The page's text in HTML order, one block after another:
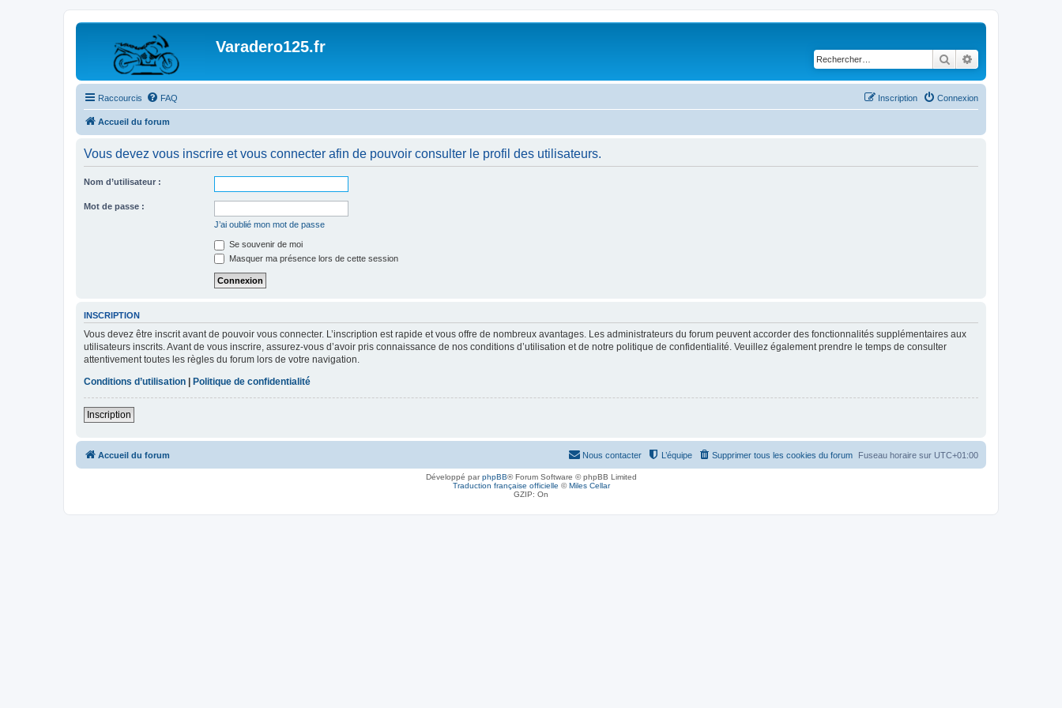
Varadero125.fr
Rechercher
Raccourcis FAQ Connexion
Inscription
Accueil du forum
Vous devez vous inscrire et vous connecter afin de pouvoir consulter le profil des utilisateurs.
Nom d’utilisateur :
Mot de passe :
J’ai oublié mon mot de passe
Se souvenir de moi
Masquer ma présence lors de cette session
INSCRIPTION
Vous devez être inscrit avant de pouvoir vous connecter. L’inscription est rapide et vous offre de nombreux avantages. Les administrateurs du forum peuvent accorder des fonctionnalités supplémentaires aux
utilisateurs inscrits. Avant de vous inscrire, assurez-vous d’avoir pris connaissance de nos conditions d’utilisation et de notre politique de confidentialité. Veuillez également prendre le temps de consulter
attentivement toutes les règles du forum lors de votre navigation.
Conditions d’utilisation | Politique de confidentialité
Inscription
Accueil du forum Fuseau horaire sur UTC+01:00
Supprimer tous les cookies du forum
L’équipe
Nous contacter
Développé parphpBB® Forum Software © phpBB Limited
Traduction française officielle ©Miles Cellar
GZIP: On